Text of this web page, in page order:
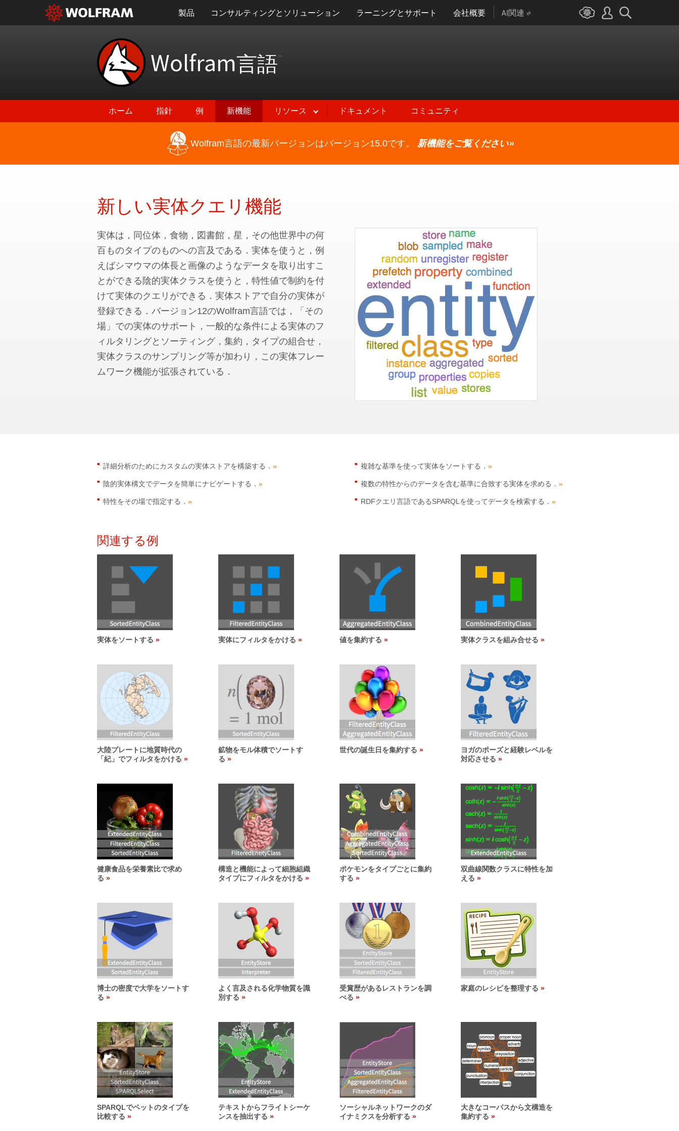
製品 コンサルティングとソリューション ラーニングとサポート 会社概要 AI関連
Wolfram言語™
ホーム 指針 例 新機能 リソース ドキュメント コミュニティ
Wolfram言語の最新バージョンはバージョン15.0です。 新機能をご覧ください»
新しい実体クエリ機能
実体は，同位体，食物，図書館，星，その他世界中の何
百ものタイプのものへの言及である．実体を使うと，例
えばシマウマの体長と画像のようなデータを取り出すこ
とができる陰的実体クラスを使うと，特性値で制約を付
けて実体のクエリができる．実体ストアで自分の実体が
登録できる．バージョン12のWolfram言語では，「その
場」での実体のサポート，一般的な条件による実体のフ
ィルタリングとソーティング，集約，タイプの組合せ，
実体クラスのサンプリング等が加わり，この実体フレー
ムワーク機能が拡張されている．
詳細分析のためにカスタムの実体ストアを構築する． »
陰的実体構文でデータを簡単にナビゲートする． »
特性をその場で指定する． »
複雑な基準を使って実体をソートする． »
複数の特性からのデータを含む基準に合致する実体を求める． »
RDFクエリ言語であるSPARQLを使ってデータを検索する． »
関連する例
実体をソートする 実体にフィルタをかける 値を集約する 実体クラスを組み合せる
大陸プレートに地質時代の
「紀」でフィルタをかける
鉱物をモル体積でソートす
る
世代の誕生日を集約する
ヨガのポーズと経験レベルを
対応させる
健康食品を栄養素比で求め
る
構造と機能によって細胞組織
タイプにフィルタをかける
ポケモンをタイプごとに集約
する
双曲線関数クラスに特性を加
える
博士の密度で大学をソートす
る
よく言及される化学物質を識
別する
受賞歴があるレストランを調
べる
家庭のレシピを整理する
SPARQLでペットのタイプを
比較する
テキストからフライトシーケ
ンスを抽出する
ソーシャルネットワークのダ
イナミクスを分析する
大きなコーパスから文構造を
集約する